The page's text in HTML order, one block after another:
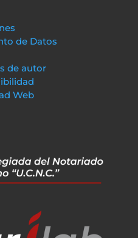
de Datos
de autor
Web